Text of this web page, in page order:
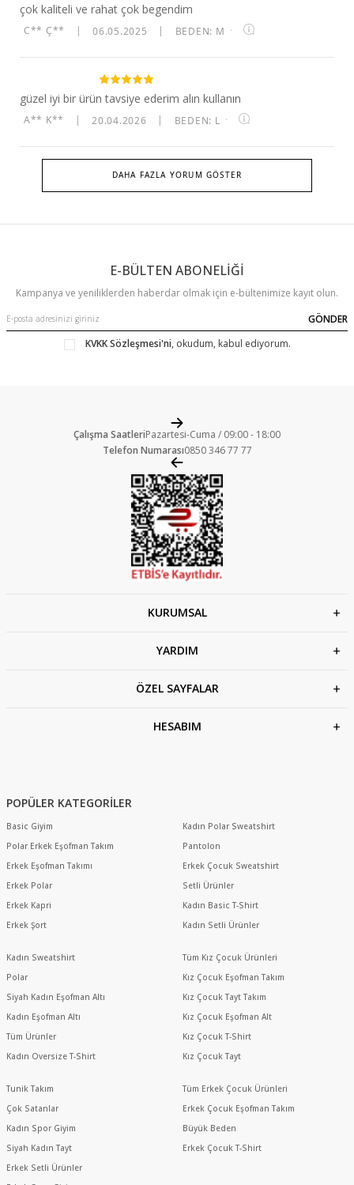
çok kaliteli ve rahat çok begendim
C** Ç** 06.05.2025 BEDEN: M ·
güzel iyi bir ürün tavsiye ederim alın kullanın
A** K** 20.04.2026 BEDEN: L ·
DAHA FAZLA YORUM GÖSTER
E-BÜLTEN ABONELİĞİ
Kampanya ve yeniliklerden haberdar olmak için e-bültenimize kayıt olun.
GÖNDER
KVKK Sözleşmesi'ni, okudum, kabul ediyorum.
Çalışma SaatleriPazartesi-Cuma / 09:00 - 18:00
Telefon Numarası0850 346 77 77
KURUMSAL
YARDIM
ÖZEL SAYFALAR
HESABIM
POPÜLER KATEGORİLER
Basic Giyim
Polar Erkek Eşofman Takım
Erkek Eşofman Takımı
Erkek Polar
Erkek Kapri
Erkek Şort
Kadın Sweatshirt
Polar
Siyah Kadın Eşofman Altı
Kadın Eşofman Altı
Tüm Ürünler
Kadın Oversize T-Shirt
Tunik Takım
Çok Satanlar
Kadın Spor Giyim
Siyah Kadın Tayt
Erkek Setli Ürünler
Kadın Polar Sweatshirt
Pantolon
Erkek Çocuk Sweatshirt
Setli Ürünler
Kadın Basic T-Shirt
Kadın Setli Ürünler
Tüm Kız Çocuk Ürünleri
Kız Çocuk Eşofman Takım
Kız Çocuk Tayt Takım
Kız Çocuk Eşofman Alt
Kız Çocuk T-Shirt
Kız Çocuk Tayt
Tüm Erkek Çocuk Ürünleri
Erkek Çocuk Eşofman Takım
Büyük Beden
Erkek Çocuk T-Shirt